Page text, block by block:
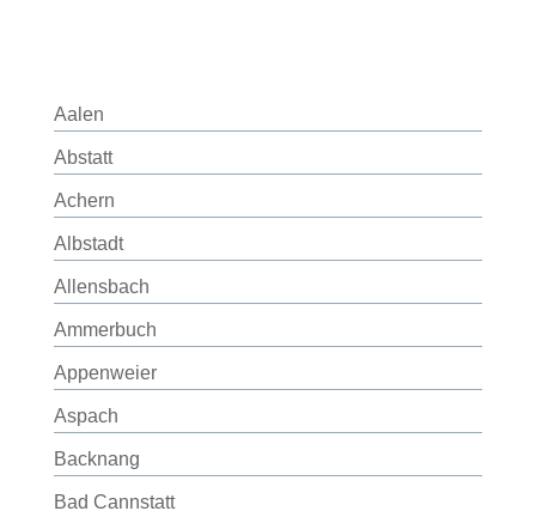
Aalen
Abstatt
Achern
Albstadt
Allensbach
Ammerbuch
Appenweier
Aspach
Backnang
Bad Cannstatt